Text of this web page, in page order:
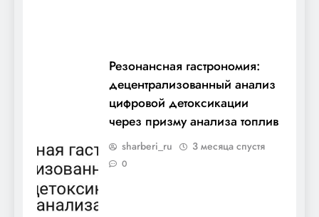
Резонансная гастрономия:
децентрализованный анализ
цифровой детоксикации
через призму анализа топлив
sharberi_ru 3 месяца спустя
0